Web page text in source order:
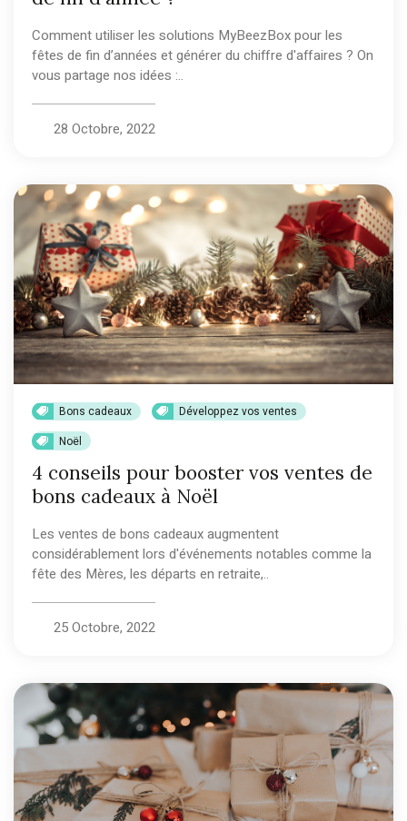
Comment utiliser les solutions MyBeezBox pour les
fêtes de fin d’années et générer du chiffre d'affaires ? On
vous partage nos idées :..
28 Octobre, 2022
Bons cadeaux
Développez vos ventes
Noël
4 conseils pour booster vos ventes de
bons cadeaux à Noël
Les ventes de bons cadeaux augmentent
considérablement lors d'événements notables comme la
fête des Mères, les départs en retraite,..
25 Octobre, 2022